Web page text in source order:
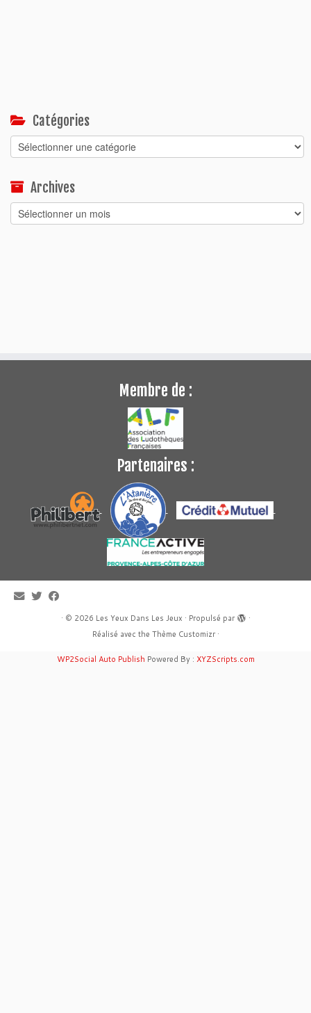
Catégories
Catégories
Archives
Archives
Membre de :
Partenaires :
· © 2026 Les Yeux Dans Les Jeux · Propulsé par
·
Réalisé avec the Thème Customizr·
WP2Social Auto Publish Powered By : XYZScripts.com